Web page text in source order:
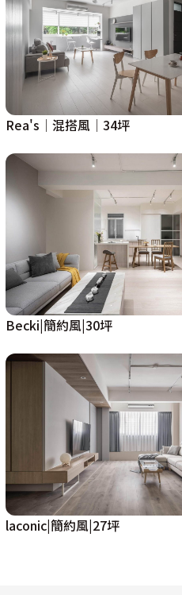
Rea's│混搭風│34坪
Becki|簡約風|30坪
laconic|簡約風|27坪